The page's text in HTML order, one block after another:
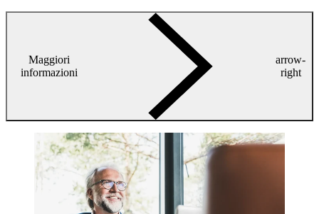
Maggiori
informazioni
arrow-
right